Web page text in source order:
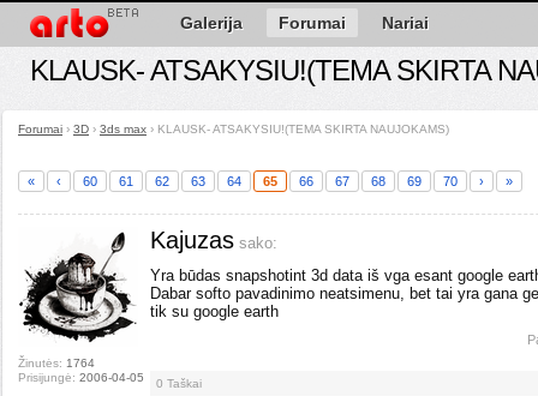
Galerija Forumai Nariai
KLAUSK- ATSAKYSIU!(TEMA SKIRTA
Forumai › 3D › 3ds max › KLAUSK- ATSAKYSIU!(TEMA SKIRTA NAUJOKAMS)
« ‹ 60 61 62 63 64 65 66 67 68 69 70 › »
Žinutės: 1764
Prisijungė: 2006-04-05
Kajuzas sako:
Yra būdas snapshotint 3d data iš vga esant google
Dabar softo pavadinimo neatsimenu, bet tai yra gana
tik su google earth
0 Taškai